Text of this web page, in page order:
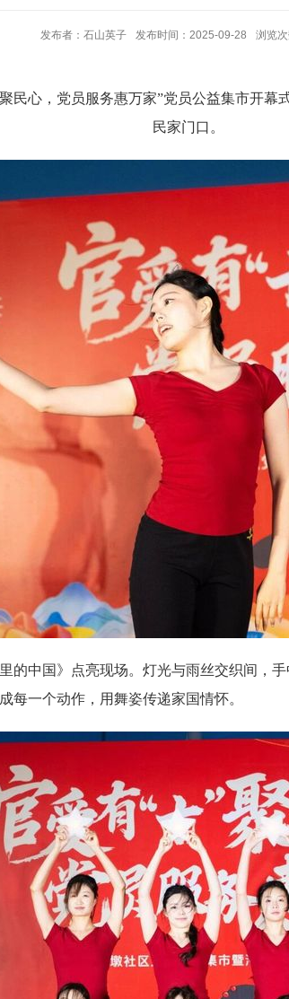
发布者：石山英子 发布时间：2025-09-28 浏览次
聚民心，党员服务惠万家”党员公益集市开幕
民家门口。
的中国》点亮现场。灯光与雨丝交织间，
每一个动作，用舞姿传递家国情怀。